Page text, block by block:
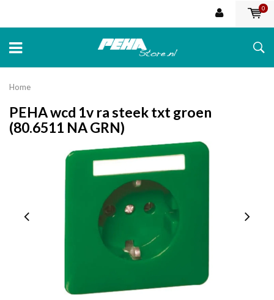
0
Home
PEHA wcd 1v ra steek txt groen
(80.6511 NA GRN)